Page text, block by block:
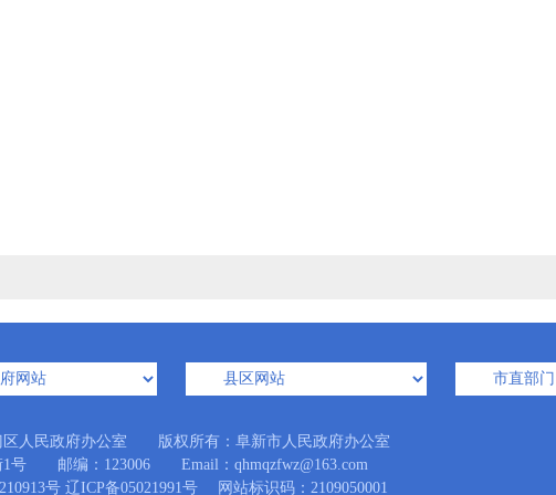
区人民政府办公室 版权所有：阜新市人民政府办公室
1号 邮编：123006 Email：qhmqzfwz@163.com
号 辽ICP备05021991号 网站标识码：2109050001